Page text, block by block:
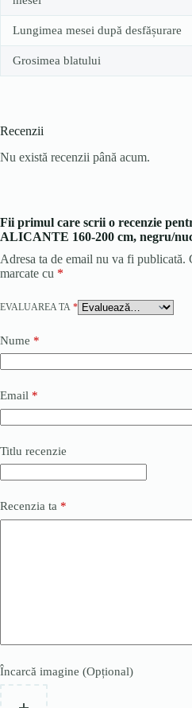
Lungimea mesei după desfășurare
Grosimea blatului
Recenzii
Nu există recenzii până acum.
Fii primul care scrii o recenzie
ALICANTE 160-200 cm, negru/
Adresa ta de email nu va fi publicată.
marcate cu *
EVALUAREA TA *
Nume *
Email *
Titlu recenzie
Recenzia ta *
Încarcă imagine (Opțional)